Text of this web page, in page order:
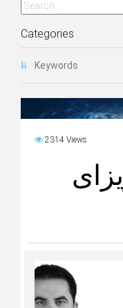
Categories
Keywords
2314 Views